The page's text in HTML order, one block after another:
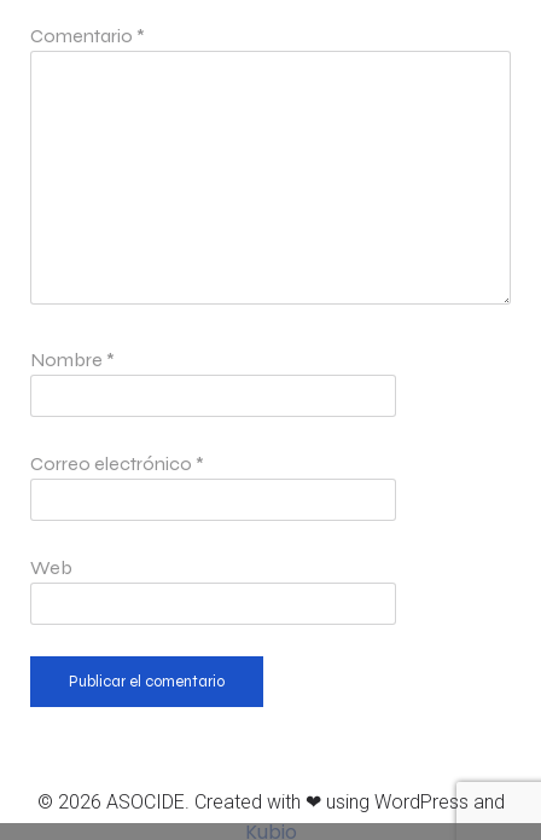
Comentario *
Nombre *
Correo electrónico *
Web
© 2026 ASOCIDE. Created with ❤ using WordPress and
Kubio